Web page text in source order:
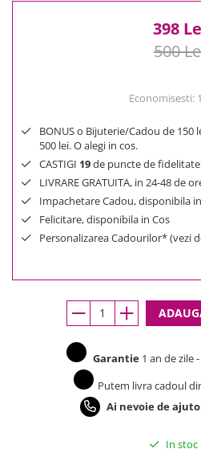
398
500
Economisesti:
BONUS o Bijuterie/Cadou de 150
500 lei. O alegi in cos.
CASTIGI 19de puncte de
LIVRARE GRATUITA, in 24-48 de
Impachetare Cadou, disponibila
Felicitare, disponibila in Cos
Personalizarea Cadourilor* (vezi
Garantie 1 an de zile -
Putem livra cadoul
Ai nevoie de
In stoc